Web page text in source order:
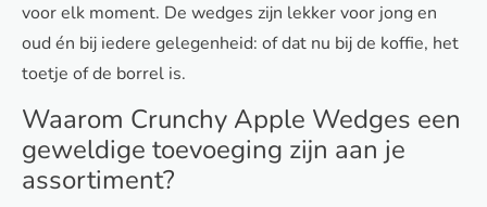
voor elk moment. De wedges zijn lekker voor jong en
oud én bij iedere gelegenheid: of dat nu bij de koffie, het
toetje of de borrel is.
Waarom Crunchy Apple Wedges een
geweldige toevoeging zijn aan je
assortiment?